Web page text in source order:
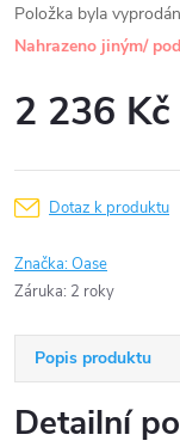
Položka byla
Nahrazeno jiným/
2 236 Kč
cena:
Dotaz k produktu
Značka:Oase
Záruka: 2 roky
Popis produktu
Detailní